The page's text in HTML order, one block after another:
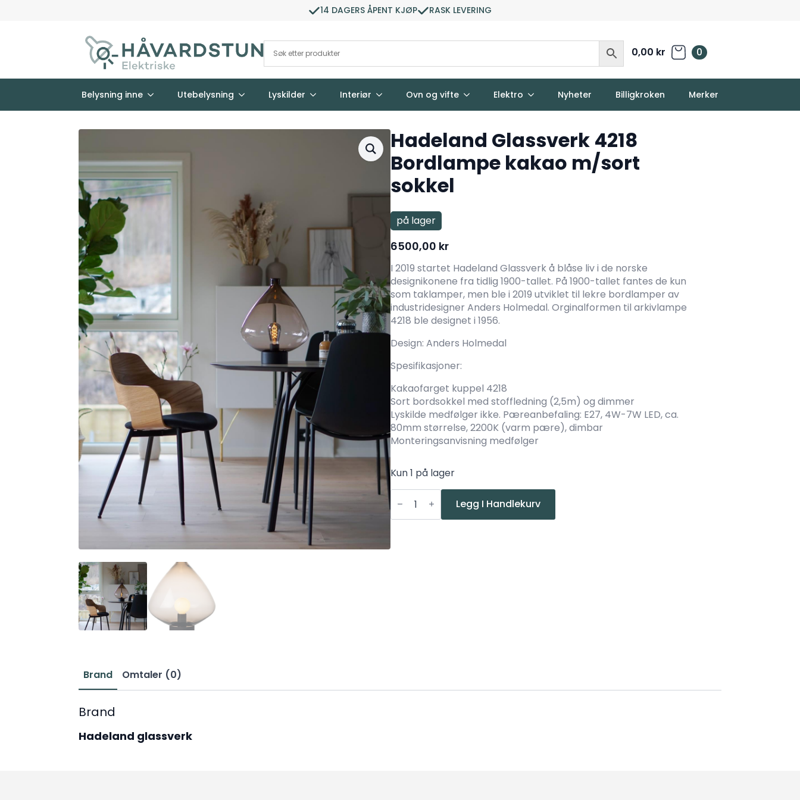
14 DAGERS ÅPENT KJØP RASK LEVERING
0,00 kr 0
Belysning inne Utebelysning Lyskilder Interiør Ovn og vifte Elektro Nyheter Billigkroken Merker
Hadeland Glassverk 4218
Bordlampe kakao m/sort
sokkel
på lager
6500,00 kr
I 2019 startet Hadeland Glassverk å blåse liv i de norske
designikonene fra tidlig 1900-tallet. På 1900-tallet fantes de kun
som taklamper, men ble i 2019 utviklet til lekre bordlamper av
industridesigner Anders Holmedal. Orginalformen til arkivlampe
4218 ble designet i 1956.
Design: Anders Holmedal
Spesifikasjoner:
Kakaofarget kuppel 4218
Sort bordsokkel med stoffledning (2,5m) og dimmer
Lyskilde medfølger ikke. Pæreanbefaling: E27, 4W-7W LED, ca.
80mm størrelse, 2200K (varm pære), dimbar
Monteringsanvisning medfølger
Kun 1 på lager
Hadeland
Glassverk
4218
Bordlampe
sokkel
Legg I Handlekurv
Brand Omtaler (0)
Brand
Hadeland glassverk